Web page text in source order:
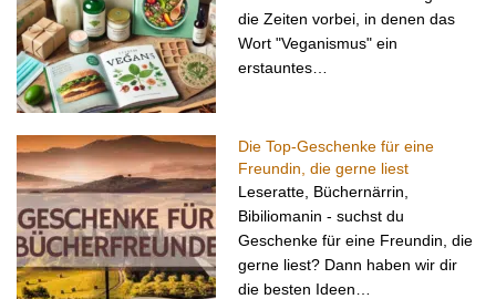
die Zeiten vorbei, in denen das
Wort "Veganismus" ein
erstauntes…
Die Top-Geschenke für eine
Freundin, die gerne liest
Leseratte, Büchernärrin,
Bibiliomanin - suchst du
Geschenke für eine Freundin, die
gerne liest? Dann haben wir dir
die besten Ideen…